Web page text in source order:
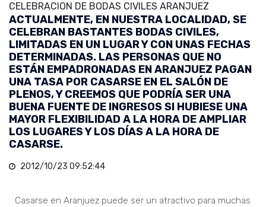
CELEBRACION DE BODAS CIVILES ARANJUEZ
ACTUALMENTE, EN NUESTRA LOCALIDAD, SE
CELEBRAN BASTANTES BODAS CIVILES,
LIMITADAS EN UN LUGAR Y CON UNAS FECHAS
DETERMINADAS. LAS PERSONAS QUE NO
ESTÁN EMPADRONADAS EN ARANJUEZ PAGAN
UNA TASA POR CASARSE EN EL SALÓN DE
PLENOS, Y CREEMOS QUE PODRÍA SER UNA
BUENA FUENTE DE INGRESOS SI HUBIESE UNA
MAYOR FLEXIBILIDAD A LA HORA DE AMPLIAR
LOS LUGARES Y LOS DÍAS A LA HORA DE
CASARSE.
2012/10/23 09:52:44
Casarse en Aranjuez puede ser un atractivo para muchas